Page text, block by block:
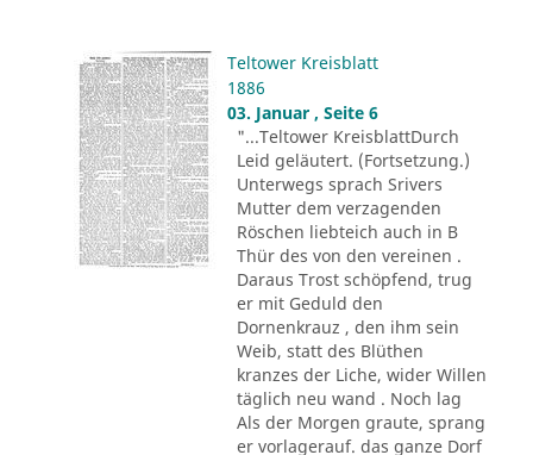
Teltower Kreisblatt
1886
03. Januar , Seite 6
"...Teltower KreisblattDurch
Leid geläutert. (Fortsetzung.)
Unterwegs sprach Srivers
Mutter dem verzagenden
Röschen liebteich auch in B
Thür des von den vereinen .
Daraus Trost schöpfend, trug
er mit Geduld den
Dornenkrauz , den ihm sein
Weib, statt des Blüthen
kranzes der Liche, wider Willen
täglich neu wand . Noch lag
Als der Morgen graute, sprang
er vorlagerauf. das ganze Dorf